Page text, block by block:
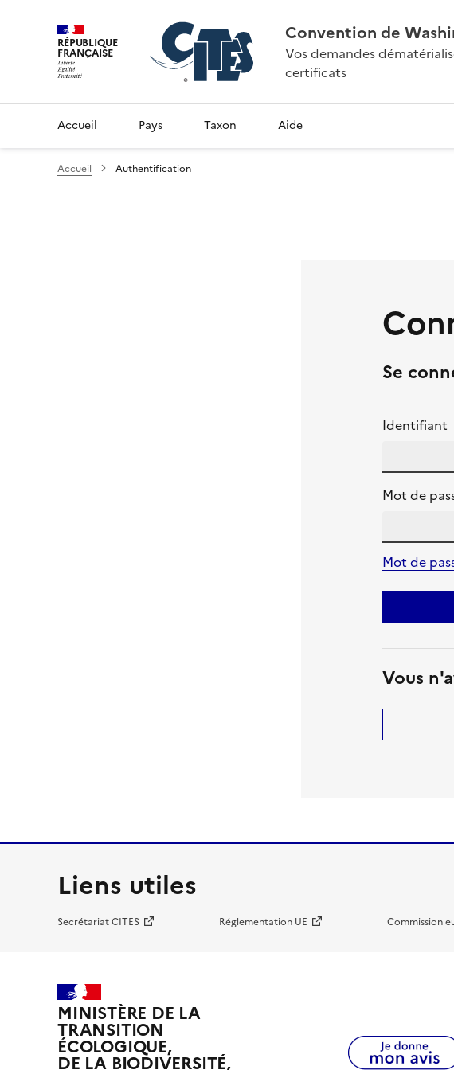
RÉPUBLIQUE
FRANÇAISE
Convention de
Vos demandes
certificats
Accueil Pays Taxon Aide
Accueil Authentification
Se
Identifiant
Mot de
Mot de
Vous
Liens utiles
Secrétariat CITES Réglementation UE Commission
MINISTÈRE DE LA
TRANSITION
ÉCOLOGIQUE,
DE LA BIODIVERSITÉ,